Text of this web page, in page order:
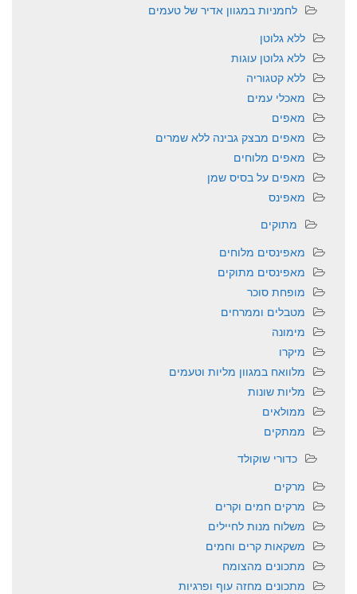
לחמניות במגוון אדיר של טעמים
ללא גלוטן
ללא גלוטן עוגות
ללא קטגוריה
מאכלי עמים
מאפים
מאפים מבצק גבינה ללא שמרים
מאפים מלוחים
מאפים על בסיס שמן
מאפינס
מתוקים
מאפינסים מלוחים
מאפינסים מתוקים
מופחת סוכר
מטבלים וממרחים
מימונה
מיקרו
מלוואח במגוון מליות וטעמים
מליות שונות
ממולאים
ממתקים
כדורי שוקולד
מרקים
מרקים חמים וקרים
משלוח מנות לחיילים
משקאות קרים וחמים
מתכונים מהצומח
מתכונים מחזה עוף ופרגיות